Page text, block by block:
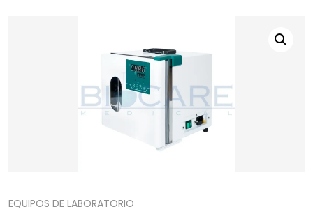
EQUIPOS DE LABORATORIO